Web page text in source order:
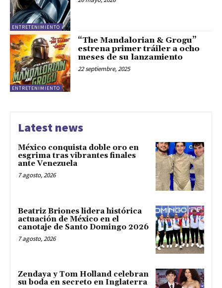
ENTRETENIMIENTO
ENTRETENIMIENTO
“The Mandalorian & Grogu”
estrena primer tráiler a ocho
meses de su lanzamiento
22 septiembre, 2025
Latest news
México conquista doble oro en
esgrima tras vibrantes finales
ante Venezuela
7 agosto, 2026
Beatriz Briones lidera histórica
actuación de México en el
canotaje de Santo Domingo 2026
7 agosto, 2026
Zendaya y Tom Holland celebran
su boda en secreto en Inglaterra